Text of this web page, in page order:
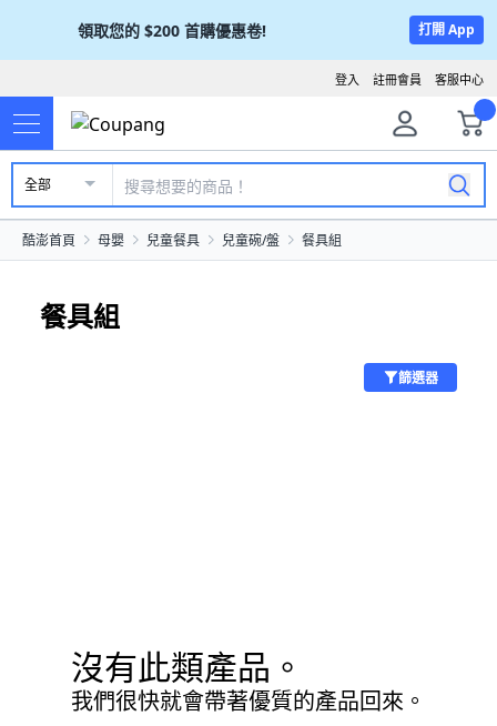
領取您的 $200 首購優惠卷! 打開 App
客服中心
註冊會員
登入
全部
酷澎首頁 母嬰 兒童餐具 兒童碗/盤 餐具組
餐具組
篩選器
沒有此類產品。
我們很快就會帶著優質的產品回來。